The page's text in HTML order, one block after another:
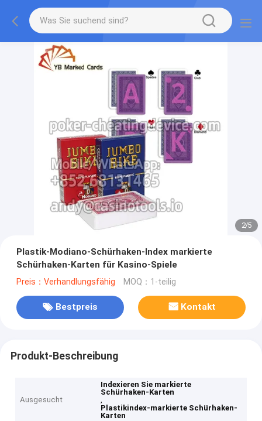
2/5
Plastik-Modiano-Schürhaken-Index markierte
Schürhaken-Karten für Kasino-Spiele
Preis：Verhandlungsfähig MOQ：1-teilig
Bestpreis Kontakt
Produkt-Beschreibung
Ausgesucht
Indexieren Sie markierte
Schürhaken-Karten
,
Plastikindex-markierte Schürhaken-
Karten